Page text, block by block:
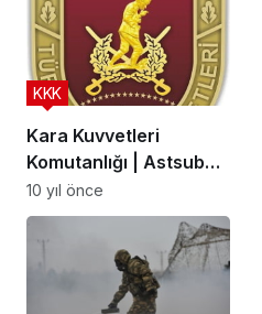
Kara Kuvvetleri
Komutanlığı | Astsubay
Temini
KKK
10 yıl önce